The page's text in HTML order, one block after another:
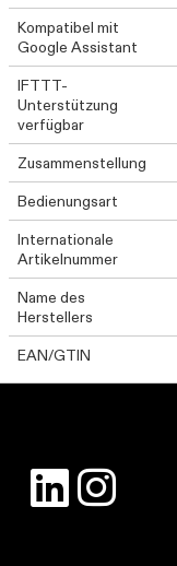
Kompatibel mit
Google Assistant
IFTTT-
Unterstützung
verfügbar
Zusammenstellung
Bedienungsart
Internationale
Artikelnummer
Name des
Herstellers
EAN/GTIN